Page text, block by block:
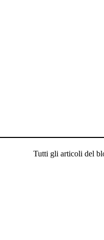
Tutti gli articoli del